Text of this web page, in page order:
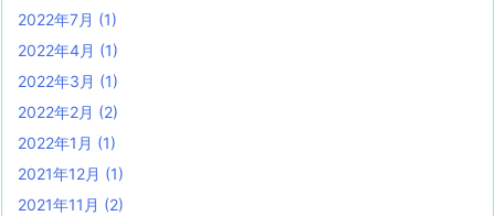
2022年7月 (1)
2022年4月 (1)
2022年3月 (1)
2022年2月 (2)
2022年1月 (1)
2021年12月 (1)
2021年11月 (2)